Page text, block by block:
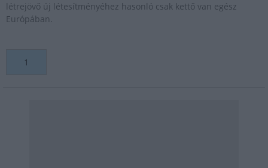
létrejövő új létesítményéhez hasonló csak kettő van egész
Európában.
1